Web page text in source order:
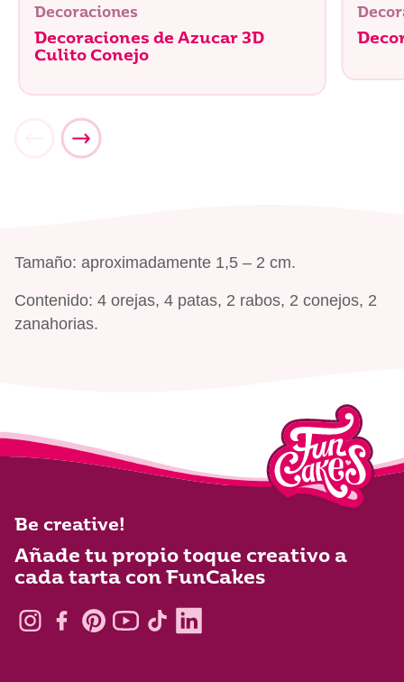
Decoraciones
Decoraciones de Azucar 3D
Culito Conejo
Tamaño: aproximadamente 1,5 – 2 cm.
Contenido: 4 orejas, 4 patas, 2 rabos, 2 conejos, 2
zanahorias.
Be creative!
Añade tu propio toque creativo a
cada tarta con FunCakes